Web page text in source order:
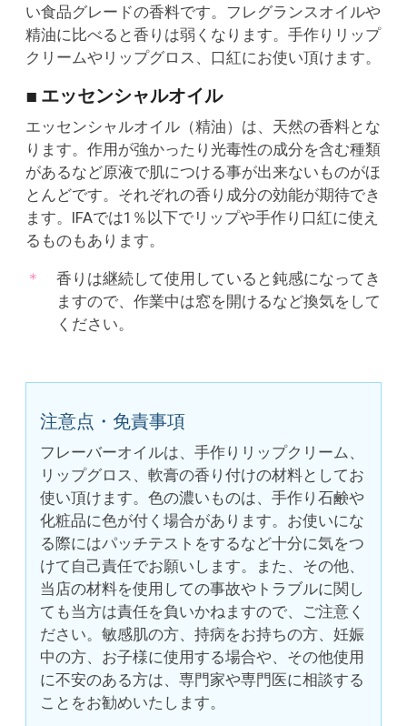
い食品グレードの香料です。フレグランスオイルや
精油に比べると香りは弱くなります。手作りリップ
クリームやリップグロス、口紅にお使い頂けます。
■ エッセンシャルオイル
エッセンシャルオイル（精油）は、天然の香料とな
ります。作用が強かったり光毒性の成分を含む種類
があるなど原液で肌につける事が出来ないものがほ
とんどです。それぞれの香り成分の効能が期待でき
ます。IFAでは1％以下でリップや手作り口紅に使え
るものもあります。
香りは継続して使用していると鈍感になってき
ますので、作業中は窓を開けるなど換気をして
ください。
注意点・免責事項
フレーバーオイルは、手作りリップクリーム、
リップグロス、軟膏の香り付けの材料としてお
使い頂けます。色の濃いものは、手作り石鹸や
化粧品に色が付く場合があります。お使いにな
る際にはパッチテストをするなど十分に気をつ
けて自己責任でお願いします。また、その他、
当店の材料を使用しての事故やトラブルに関し
ても当方は責任を負いかねますので、ご注意く
ださい。敏感肌の方、持病をお持ちの方、妊娠
中の方、お子様に使用する場合や、その他使用
に不安のある方は、専門家や専門医に相談する
ことをお勧めいたします。